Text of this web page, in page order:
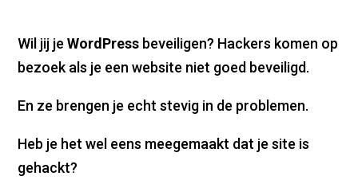
Wil jij jeWordPress beveiligen? Hackers komen op
bezoek als je een website niet goed beveiligd.
En ze brengen je echt stevig in de problemen.
Heb je het wel eens meegemaakt dat je site is
gehackt?